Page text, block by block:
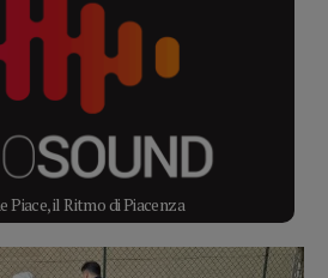
Piace, il Ritmo di Piacenza